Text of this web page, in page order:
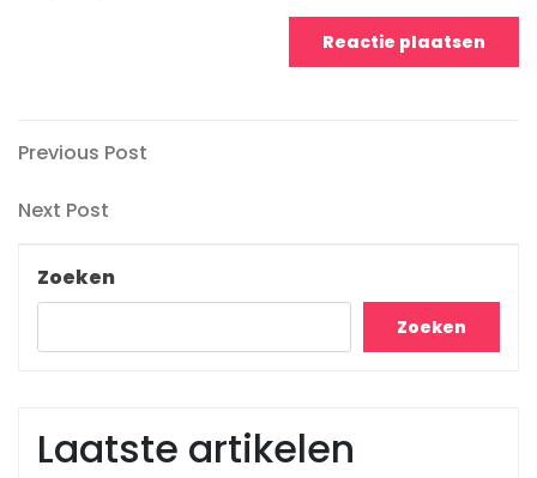
Berichtnavigatie
Previous
Previous Post
Next
Next Post
Zoeken
Zoeken
Laatste artikelen